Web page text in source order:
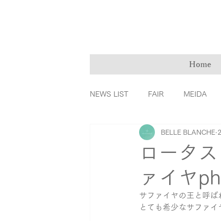
Home
NEWS LIST FAIR MEIDA
ＭarryMe TOMIYA倉敷店
カラーダイヤモンド ファ
リングの誕生秘話 育児
ロータ
ァイヤ
BELLE BLANCHE
サファイヤの王と呼ば
とても希少なサファ